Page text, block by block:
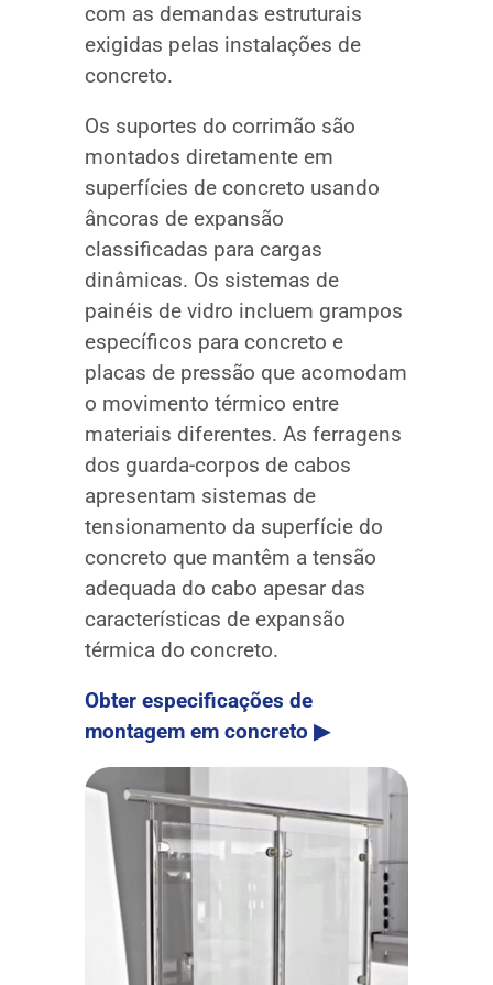
com as demandas estruturais
exigidas pelas instalações de
concreto.
Os suportes do corrimão são
montados diretamente em
superfícies de concreto usando
âncoras de expansão
classificadas para cargas
dinâmicas. Os sistemas de
painéis de vidro incluem grampos
específicos para concreto e
placas de pressão que acomodam
o movimento térmico entre
materiais diferentes. As ferragens
dos guarda-corpos de cabos
apresentam sistemas de
tensionamento da superfície do
concreto que mantêm a tensão
adequada do cabo apesar das
características de expansão
térmica do concreto.
Obter especificações de
montagem em concreto ▶